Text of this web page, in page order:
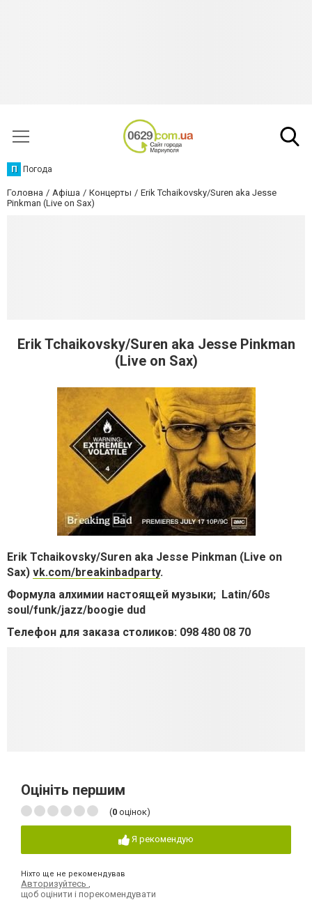
П Погода
Головна Афіша Концерты
Erik Tchaikovsky/Suren aka Jesse
Pinkman (Live on Sax)
Erik Tchaikovsky/Suren aka Jesse Pinkman
(Live on Sax)
Erik Tchaikovsky/Suren aka Jesse Pinkman (Live on
Sax) vk.com/breakinbadparty.
Формула алхимии настоящей музыки; Latin/60s
soul/funk/jazz/boogie dud
Телефон для заказа столиков: 098 480 08 70
Оцініть першим
(0 оцінок)
Я рекомендую
Ніхто ще не рекомендував
Авторизуйтесь
щоб оцінити і порекомендувати